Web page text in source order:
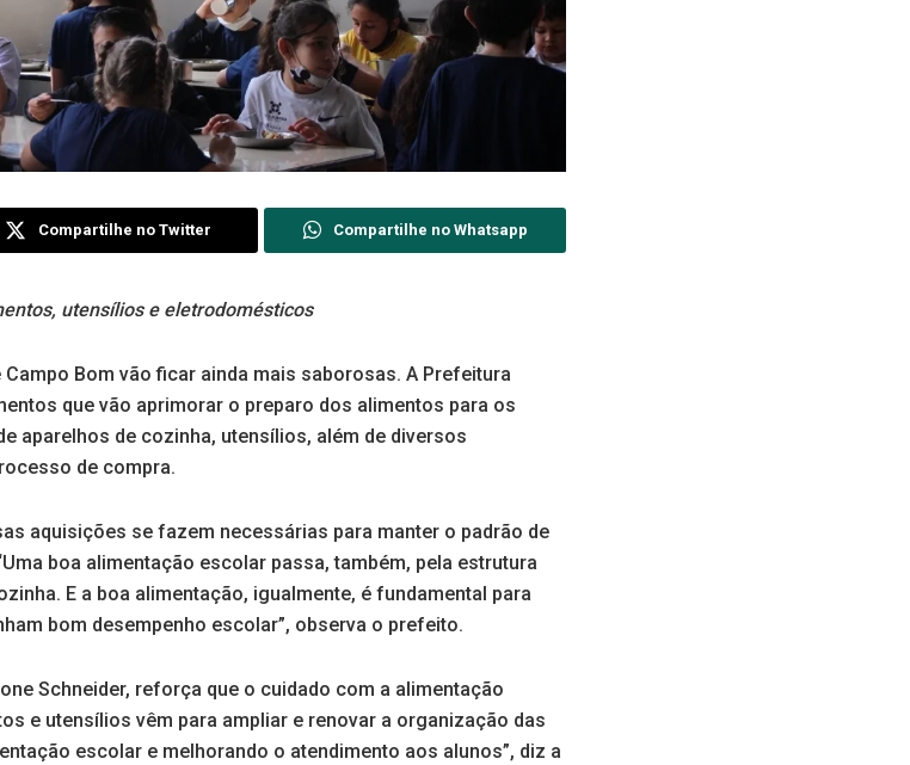
Compartilhe no Twitter Compartilhe no Whatsapp
utensílios e eletrodomésticos
Bom vão ficar ainda mais saborosas. A Prefeitura
que vão aprimorar o preparo dos alimentos para os
aparelhos de cozinha, utensílios, além de diversos
de compra.
aquisições se fazem necessárias para manter o padrão de
boa alimentação escolar passa, também, pela estrutura
E a boa alimentação, igualmente, é fundamental para
bom desempenho escolar”, observa o prefeito.
Schneider, reforça que o cuidado com a alimentação
e utensílios vêm para ampliar e renovar a organização das
escolar e melhorando o atendimento aos alunos”, diz a